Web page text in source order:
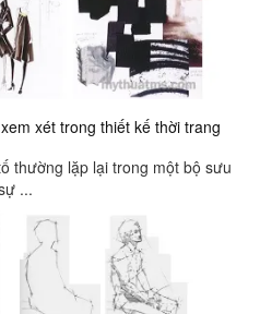
xét trong thiết kế thời trang
thường lặp lại trong một bộ sưu
...